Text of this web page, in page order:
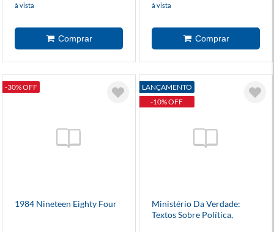
à vista à vista
-30% OFF
1984 Nineteen Eighty Four
LANÇAMENTO
-10% OFF
Ministério Da Verdade:
Textos Sobre Política,